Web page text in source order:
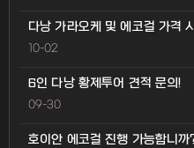
다낭 가라오케 및 에코걸 가격
10-02
6인 다낭 황제투어 견적 문의!
09-30
호이안 에코걸 진행 가능합니까